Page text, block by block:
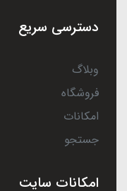
دسترسی سریع
وبلاگ
فروشگاه
امکانات
جستجو
امکانات سایت